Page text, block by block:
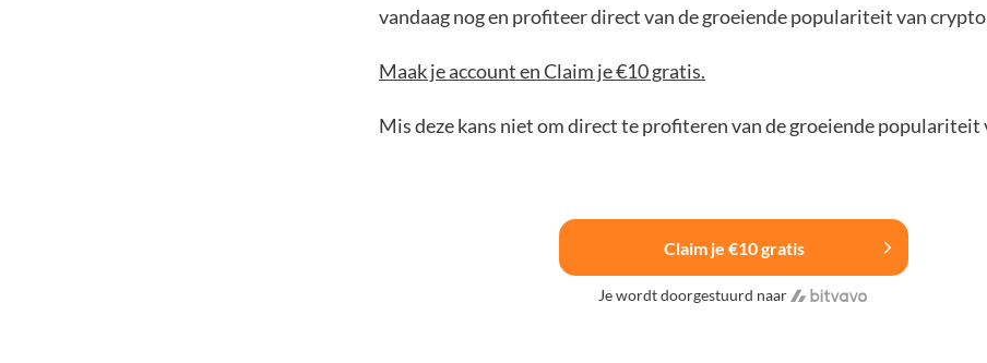
vandaag nog en profiteer direct van de groeiende populariteit van
Maak je account en Claim je €10 gratis.
Mis deze kans niet om direct te profiteren van de groeiende populariteit
Claim je €10 gratis
Je wordt doorgestuurd naar